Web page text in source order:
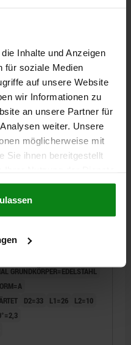
Inhalte und Anzeigen
für soziale Medien
auf unsere Website
wir Informationen zu
an unsere Partner für
weiter. Unsere
möglicherweise mit
Sie ihnen bereitgestellt
EDELSTAHL
SCHWARZGRAU
GRUNDKÖRPER=EDELSTAHL
D2=33 L1=26
L2=10